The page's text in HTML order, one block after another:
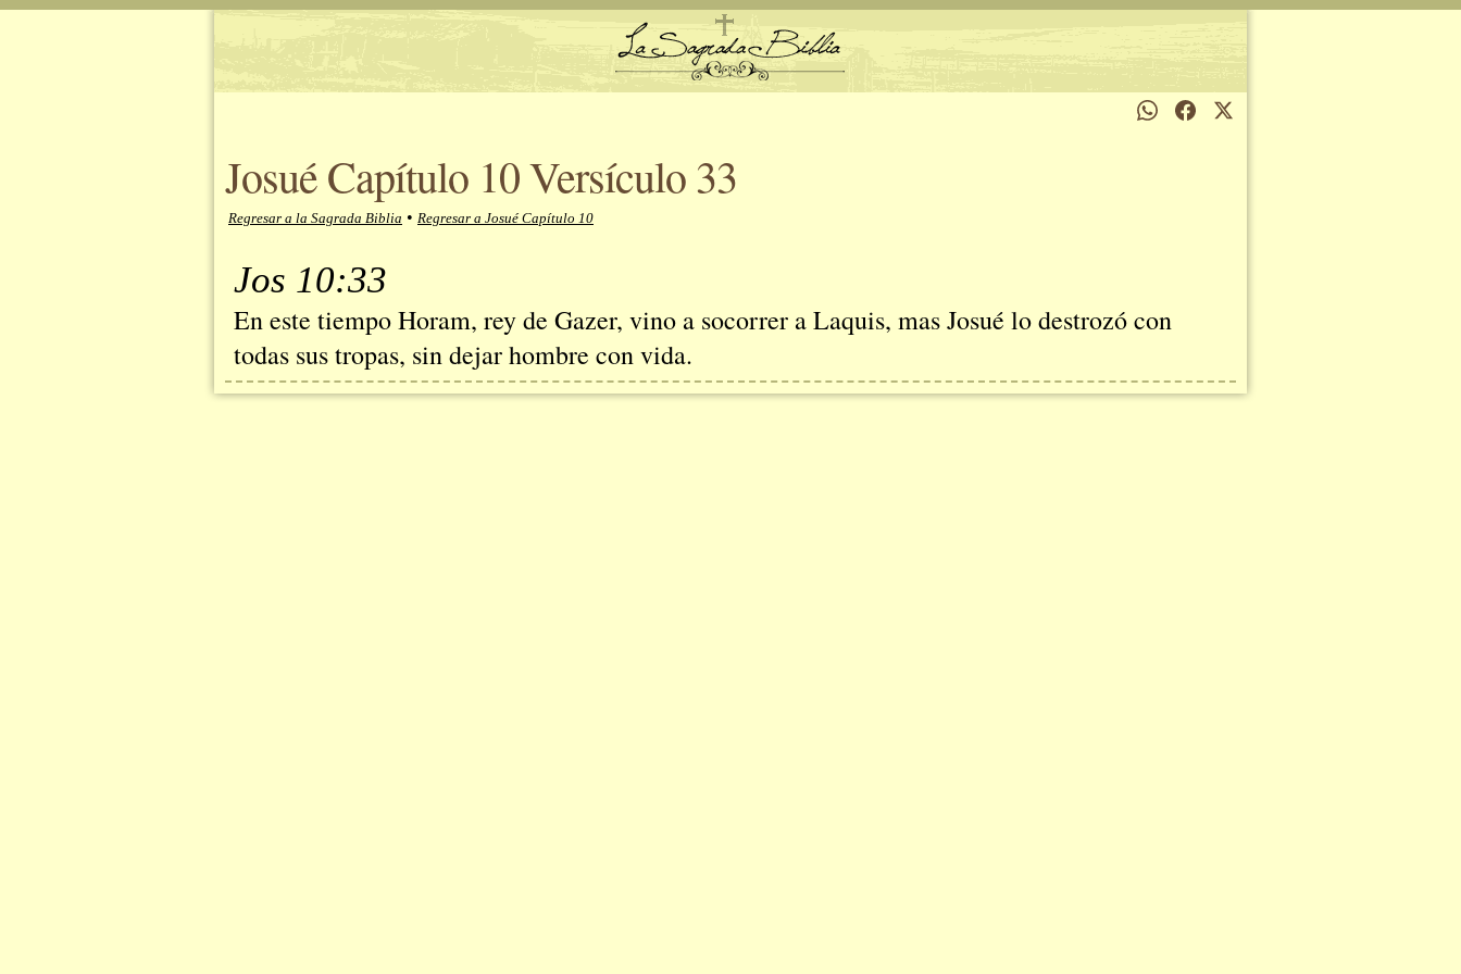
Josué Capítulo 10 Versículo 33
Regresar a la Sagrada Biblia • Regresar a Josué Capítulo 10
Jos 10:33
En este tiempo Horam, rey de Gazer, vino a socorrer a Laquis, mas Josué lo destrozó con
todas sus tropas, sin dejar hombre con vida.